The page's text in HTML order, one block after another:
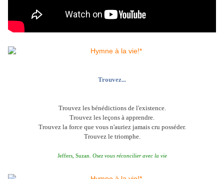
Trouvez...
Trouvez les bénédictions de l'existence.
Trouvez les leçons à apprendre.
Trouvez la force que vous n'auriez jamais cru posséder.
Trouvez le triomphe.
Jeffers, Suzan. Osez vous réconcilier avec la vie